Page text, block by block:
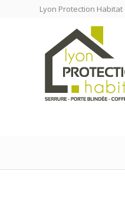
Lyon Protection Habitat